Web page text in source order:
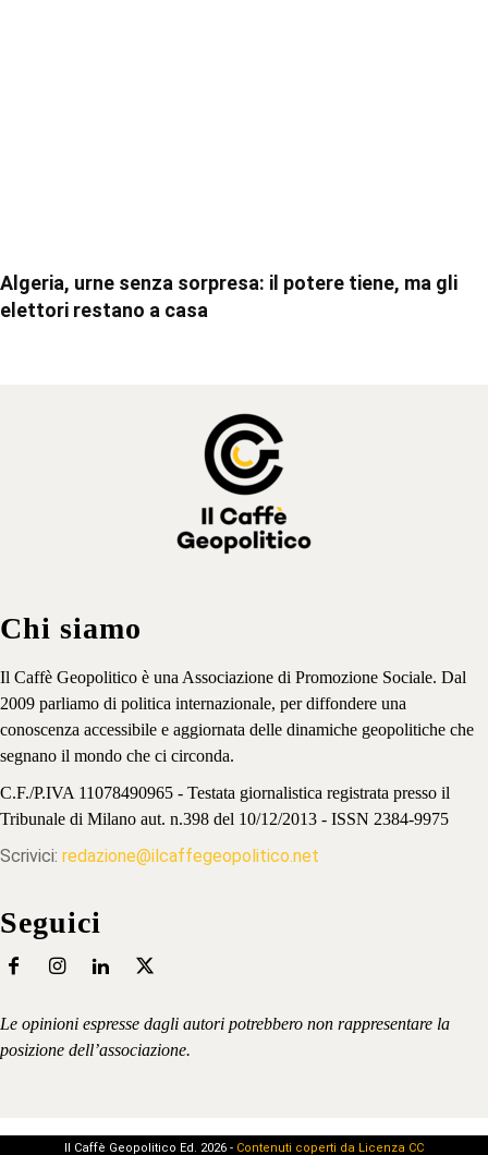
Algeria, urne senza sorpresa: il potere tiene, ma gli
elettori restano a casa
Chi siamo
Il Caffè Geopolitico è una Associazione di Promozione Sociale. Dal
2009 parliamo di politica internazionale, per diffondere una
conoscenza accessibile e aggiornata delle dinamiche geopolitiche che
segnano il mondo che ci circonda.
C.F./P.IVA 11078490965 - Testata giornalistica registrata presso il
Tribunale di Milano aut. n.398 del 10/12/2013 - ISSN 2384-9975
Scrivici: redazione@ilcaffegeopolitico.net
Seguici
Le opinioni espresse dagli autori potrebbero non rappresentare la
posizione dell’associazione.
Il Caffè Geopolitico Ed. 2026 - Contenuti coperti da Licenza CC